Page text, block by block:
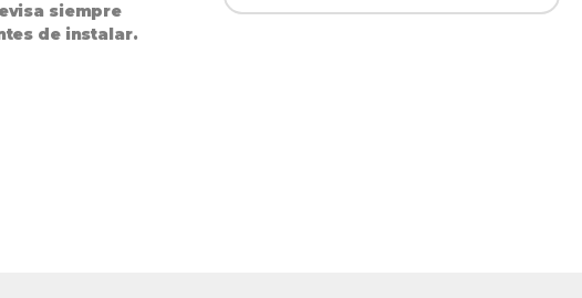
siempre
de instalar.